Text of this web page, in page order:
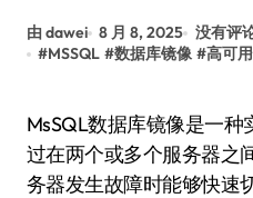
由 dawei 8 月 8, 2025 没有评
#MSSQL #数据库镜像 #高可
MsSQL数据库镜像是一种实现高可用性的技术，通
过在两个或多个服务器之
务器发生故障时能够快速